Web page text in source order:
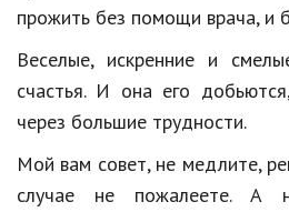
прожить без помощи врача, и
Веселые, искренние и
счастья. И она его
через большие трудности.
Мой вам совет, не медлите,
случае не пожалеете. А